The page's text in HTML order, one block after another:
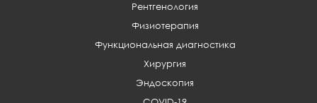
Рентгенология
Физиотерапия
Функциональная диагностика
Хирургия
Эндоскопия